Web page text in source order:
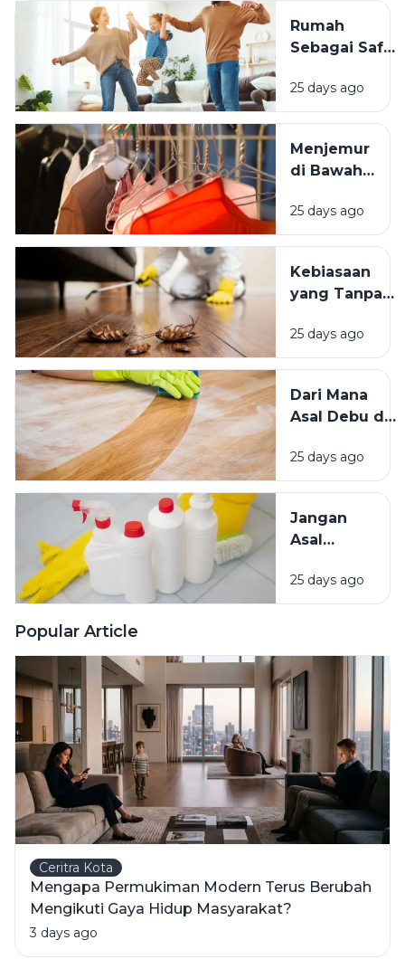
Terasa
Istimewa?
Rumah
Sebagai Safe
Mengapa
Lingkungan
Tinggal yang
Bersih
Kesejahteraan
Kita?
25 days ago
Menjemur
di Bawah
atau Di
Tempat
Mana yang
Lebih
25 days ago
Kebiasaan
yang Tanpa
Mengundang
Kecoak,
Hama
Lainnya Ke
25 days ago
Dari Mana
Asal Debu di
Kenali
Penyebab
Mengatasinya
25 days ago
Jangan
Asal
Bahan
Pembersih
25 days ago
Popular Article
Ceritra Kota
Mengapa Permukiman Modern Terus Berubah
Mengikuti Gaya Hidup Masyarakat?
3 days ago